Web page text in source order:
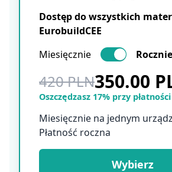
Dostęp do wszystkich
EurobuildCEE
Miesięcznie
Rocznie
420 PLN350.00
Oszczędzasz 17% przy
Miesięcznie na jednym
Płatność roczna
Wybierz